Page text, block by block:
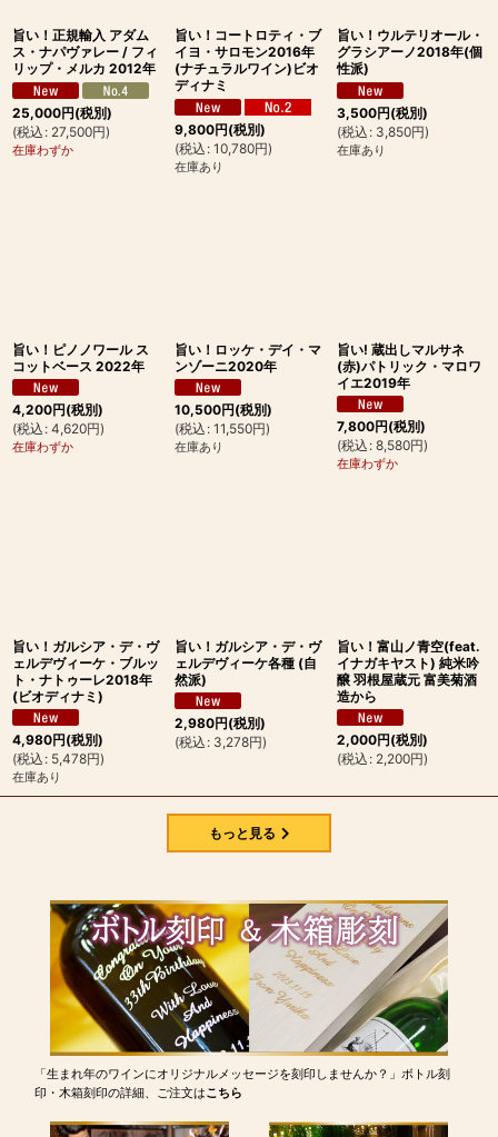
旨い！正規輸入 アダム
ス・ナパヴァレー / フィ
リップ・メルカ 2012年
25,000円(税別)
(税込 : 27,500円)
在庫わずか
旨い！コートロティ・ブ
イヨ・サロモン2016年
(ナチュラルワイン)ビオ
ディナミ
9,800円(税別)
(税込 : 10,780円)
在庫あり
旨い！ウルテリオール・
グラシアーノ2018年(個
性派)
3,500円(税別)
(税込 : 3,850円)
在庫あり
旨い！ピノノワール ス
コットベース 2022年
4,200円(税別)
(税込 : 4,620円)
在庫わずか
旨い！ロッケ・デイ・マ
ンゾーニ2020年
10,500円(税別)
(税込 : 11,550円)
在庫あり
旨い! 蔵出しマルサネ
(赤)パトリック・マロワ
イエ2019年
7,800円(税別)
(税込 : 8,580円)
在庫わずか
旨い！ガルシア・デ・ヴ
ェルデヴィーケ・ブルッ
ト・ナトゥーレ2018年
(ビオディナミ)
4,980円(税別)
(税込 : 5,478円)
在庫あり
旨い！ガルシア・デ・ヴ
ェルデヴィーケ各種 (自
然派)
2,980円(税別)
(税込 : 3,278円)
旨い！富山ノ青空(feat.
イナガキヤスト) 純米吟
醸 羽根屋蔵元 富美菊酒
造から
2,000円(税別)
(税込 : 2,200円)
もっと見る
「生まれ年のワインにオリジナルメッセージを刻印しませんか？」ボトル刻
印・木箱刻印の詳細、ご注文はこちら